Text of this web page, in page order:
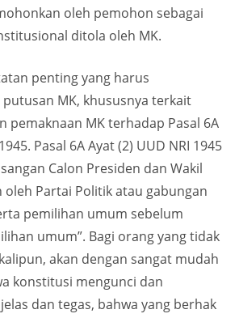
oleh pemohon sebagai
ditola oleh MK.
penting yang harus
MK, khususnya terkait
pemaknaan MK terhadap Pasal 6A
Pasal 6A Ayat (2) UUD NRI 1945
Calon Presiden dan Wakil
oleh Partai Politik atau gabungan
pemilihan umum sebelum
umum”. Bagi orang yang tidak
akan dengan sangat mudah
konstitusi mengunci dan
dan tegas, bahwa yang berhak